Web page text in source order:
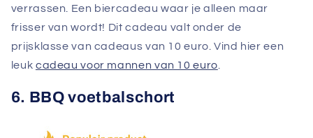
verrassen. Een biercadeau waar je alleen maar
frisser van wordt! Dit cadeau valt onder de
prijsklasse van cadeaus van 10 euro. Vind hier een
leuk cadeau voor mannen van 10 euro
6. BBQ voetbalschort